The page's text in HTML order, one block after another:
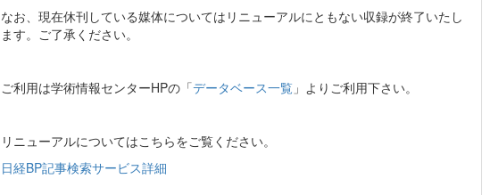
なお、現在休刊している媒体についてはリニューアルにともない収録が終了いたし
ます。ご了承ください。
ご利用は学術情報センターHPの「データベース一覧」よりご利用下さい。
リニューアルについてはこちらをご覧ください。
日経BP記事検索サービス詳細